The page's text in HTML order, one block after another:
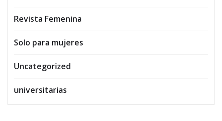
Revista Femenina
Solo para mujeres
Uncategorized
universitarias